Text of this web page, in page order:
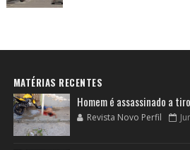
MATÉRIAS RECENTES
Homem é assassinado a
Revista Novo Perfil